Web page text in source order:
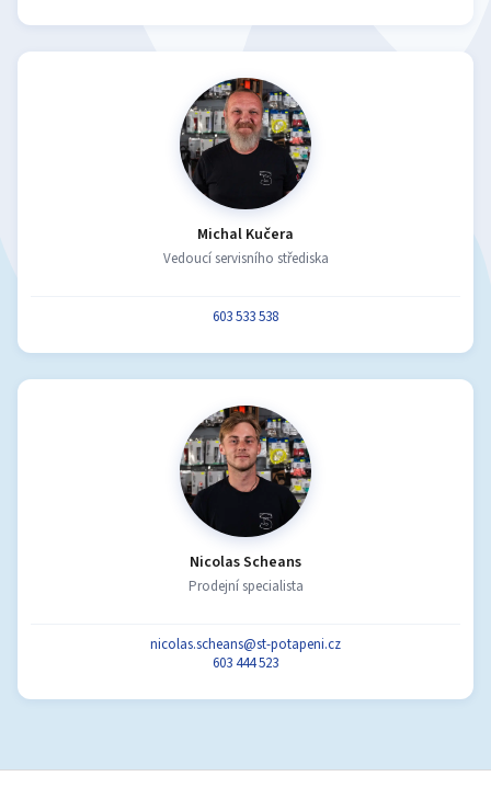
Michal Kučera
Vedoucí servisního střediska
603 533 538
Nicolas Scheans
Prodejní specialista
nicolas.scheans@st-potapeni.cz
603 444 523